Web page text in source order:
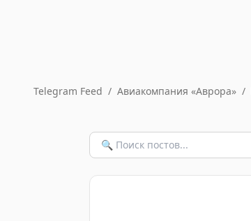
Telegram Feed / Авиакомпания «Аврора» /